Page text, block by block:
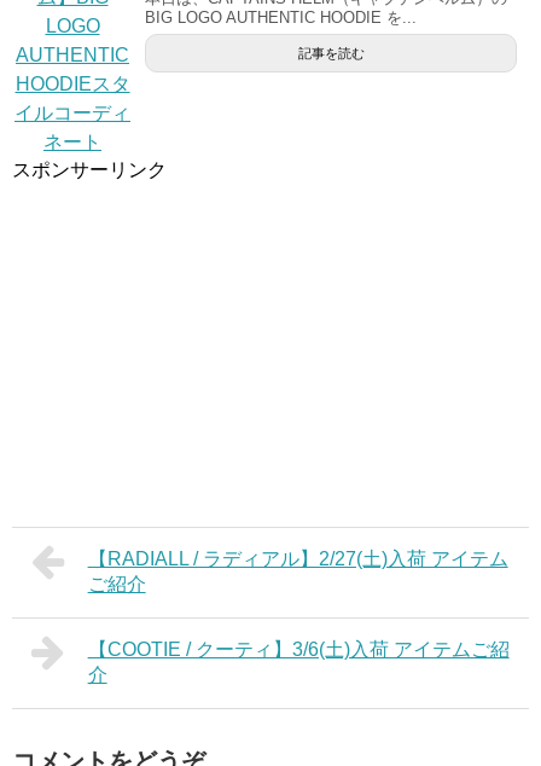
BIG LOGO AUTHENTIC HOODIE を...
記事を読む
スポンサーリンク
【RADIALL / ラディアル】2/27(土)入荷 アイテム
ご紹介
【COOTIE / クーティ】3/6(土)入荷 アイテムご紹
介